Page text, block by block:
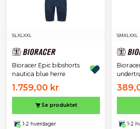
SLXLXXL
Bioracer Epic bibshorts
nautica blue herre
1.759,00 kr
Se produktet
1-2 hverdager
SMXLXXL
1-2